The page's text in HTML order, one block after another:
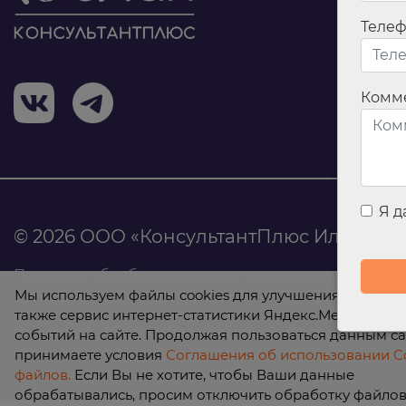
© 2026 ООО «КонсультантПлюс Илан»
Политика обработки персональных данных
Соглашение об использовании Cookie-файлов
Результаты СОУТ ООО «КонсультантПлюс Илан»
Я
Мы используем файлы cookies для улучшения работы
также сервис интернет-статистики Яндекс.Метрика для
событий на сайте. Продолжая пользоваться данным
принимаете условия Соглашения об использовании
файлов. Если Вы не хотите, чтобы Ваши данные
обрабатывались, просим отключить обработку